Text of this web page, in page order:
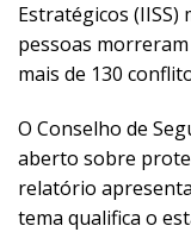
Estratégicos (IISS)
pessoas
mais de 130
O Conselho de
aberto sobre
relatório
tema qualifica o